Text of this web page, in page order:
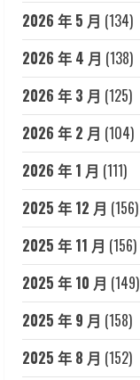
2026 年 5 月 (134)
2026 年 4 月 (138)
2026 年 3 月 (125)
2026 年 2 月 (104)
2026 年 1 月 (111)
2025 年 12 月 (156)
2025 年 11 月 (156)
2025 年 10 月 (149)
2025 年 9 月 (158)
2025 年 8 月 (152)